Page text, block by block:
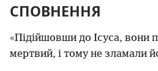
СПОВНЕННЯ
«Підійшовши до Ісуса, вони
мертвий, і тому не зламали